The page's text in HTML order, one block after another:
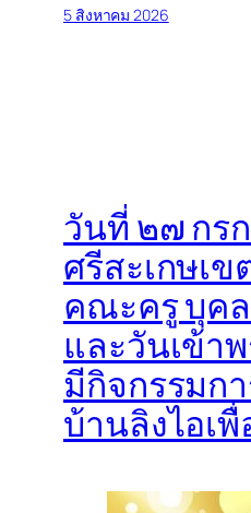
5 สิงหาคม 2026
วันที่ ๒๗ กร
ศรีสะเกษเ
คณะครู บุค
และวันเข้า
มีกิจกรรมก
บ้านลิงไอเ